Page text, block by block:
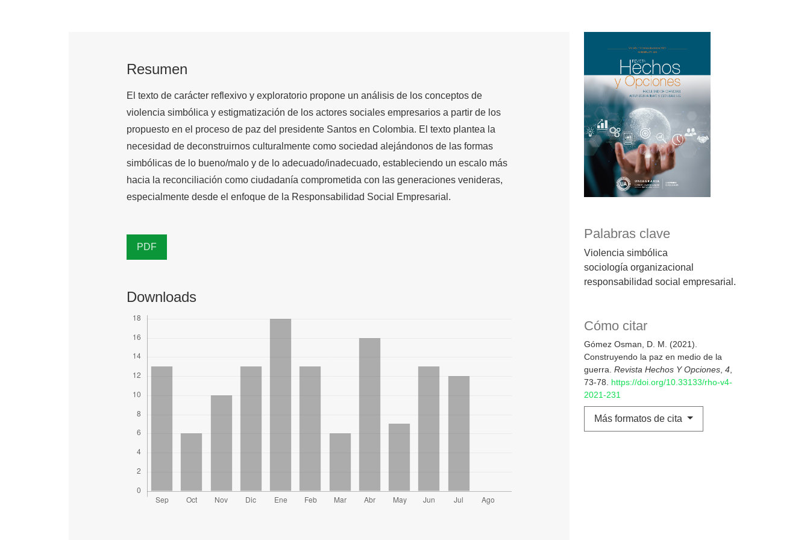
Palabras clave
Violencia simbólica
sociología organizacional
responsabilidad social empresarial.
Cómo citar
Gómez Osman, D. M. (2021).
Construyendo la paz en medio de la
guerra. Revista Hechos Y Opciones 4
73-78. https://doi.org/10.33133/rho-v4-
2021-231
Más formatos de cita
Resumen
El texto de carácter reflexivo y exploratorio propone un análisis de los conceptos de
violencia simbólica y estigmatización de los actores sociales empresarios a partir de los
propuesto en el proceso de paz del presidente Santos en Colombia. El texto plantea la
necesidad de deconstruirnos culturalmente como sociedad alejándonos de las formas
simbólicas de lo bueno/malo y de lo adecuado/inadecuado, estableciendo un escalo más
hacia la reconciliación como ciudadanía comprometida con las generaciones venideras,
especialmente desde el enfoque de la Responsabilidad Social Empresarial.
PDF
Downloads